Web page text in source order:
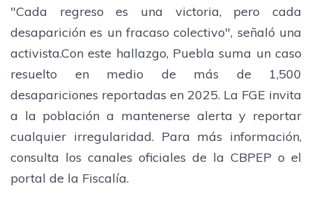
"Cada regreso es una victoria, pero cada
desaparición es un fracaso colectivo", señaló una
activista.Con este hallazgo, Puebla suma un caso
resuelto en medio de más de 1,500
desapariciones reportadas en 2025. La FGE invita
a la población a mantenerse alerta y reportar
cualquier irregularidad. Para más información,
consulta los canales oficiales de la CBPEP o el
portal de la Fiscalía.